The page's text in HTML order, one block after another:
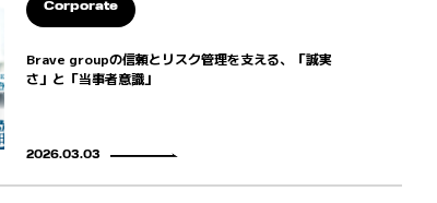
Corporate
Brave groupの信頼とリスク管理を支える、「誠実
さ」と「当事者意識」
2026.03.03